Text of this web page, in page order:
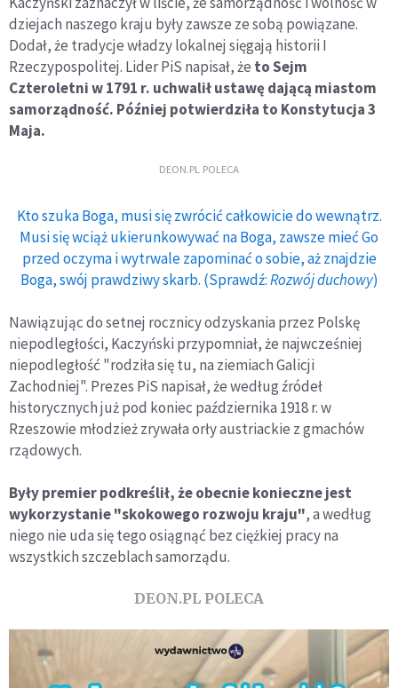
dziejach naszego kraju były zawsze ze sobą powiązane.
Dodał, że tradycje władzy lokalnej sięgają historii I
Rzeczypospolitej. Lider PiS napisał, że to Sejm
Czteroletni w 1791 r. uchwalił ustawę dającą miastom
samorządność. Później potwierdziła to Konstytucja 3
Maja.
DEON.PL POLECA
Kto szuka Boga, musi się zwrócić całkowicie do wewnątrz.
Musi się wciąż ukierunkowywać na Boga, zawsze mieć Go
przed oczyma i wytrwale zapominać o sobie, aż znajdzie
Boga, swój prawdziwy skarb. (Sprawdź:Rozwój duchowy)
Nawiązując do setnej rocznicy odzyskania przez Polskę
niepodległości, Kaczyński przypomniał, że najwcześniej
niepodległość "rodziła się tu, na ziemiach Galicji
Zachodniej". Prezes PiS napisał, że według źródeł
historycznych już pod koniec października 1918 r. w
Rzeszowie młodzież zrywała orły austriackie z gmachów
rządowych.
Były premier podkreślił, że obecnie konieczne jest
wykorzystanie "skokowego rozwoju kraju", a według
niego nie uda się tego osiągnąć bez ciężkiej pracy na
wszystkich szczeblach samorządu.
DEON.PL POLECA